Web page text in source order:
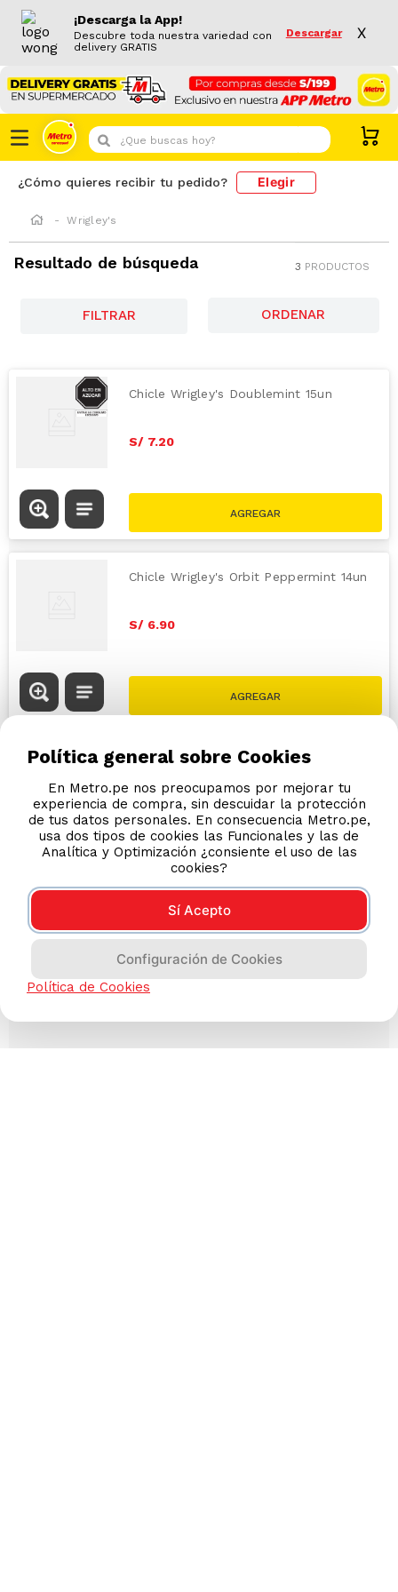
¡Descarga la App!
Descubre toda nuestra variedad con
delivery GRATIS
Descargar X
¿Que buscas hoy?
¿Cómo quieres recibir tu pedido? Elegir
Wrigley's
Resultado de búsqueda 3 PRODUCTOS
FILTRAR
Chicle Wrigley's Doublemint 15un
S/ 7.20
Chicle Wrigley's Orbit Peppermint 14un
S/ 6.90
Política general sobre Cookies
En Metro.pe nos preocupamos por mejorar tu
experiencia de compra, sin descuidar la protección
de tus datos personales. En consecuencia Metro.pe,
usa dos tipos de cookies las Funcionales y las de
Analítica y Optimización ¿consiente el uso de las
cookies?
Sí Acepto
Configuración de Cookies
Política de Cookies